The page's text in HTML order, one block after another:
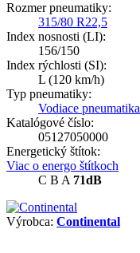
Rozmer pneumatiky:
315/80 R22,5
Index nosnosti (LI):
156/150
Index rýchlosti (SI):
L (120 km/h)
Typ pneumatiky:
Vodiace pneumatika
Katalógové číslo:
05127050000
Energetický štítok:
Viac o energo štítkoch
C B A 71dB
Výrobca: Continental